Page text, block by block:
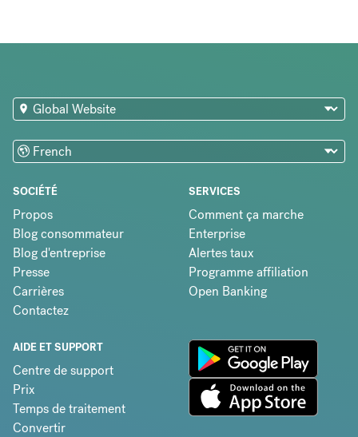
SOCIÉTÉ
Propos
Blog consommateur
Blog d'entreprise
Presse
Carrières
Contactez
SERVICES
Comment ça marche
Enterprise
Alertes taux
Programme affiliation
Open Banking
AIDE ET SUPPORT
Centre de support
Prix
Temps de traitement
Convertir